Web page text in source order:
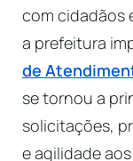
com cidadãos
a prefeitura
de
se tornou a
solicitações,
e agilidade